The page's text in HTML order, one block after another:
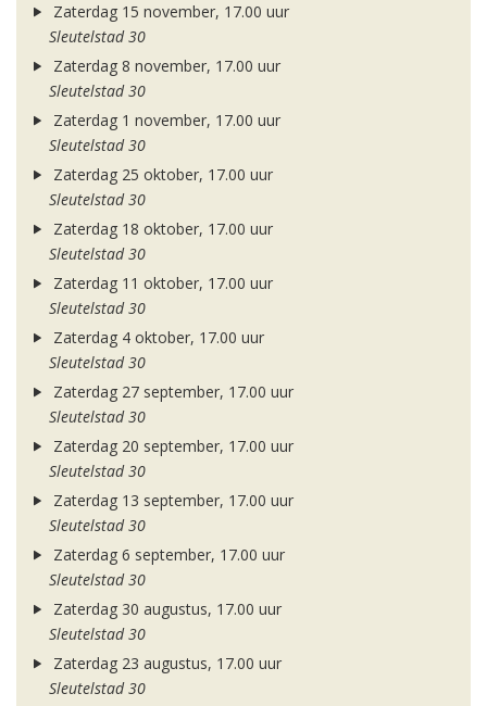
Zaterdag 15 november, 17.00 uur
Sleutelstad 30
Zaterdag 8 november, 17.00 uur
Sleutelstad 30
Zaterdag 1 november, 17.00 uur
Sleutelstad 30
Zaterdag 25 oktober, 17.00 uur
Sleutelstad 30
Zaterdag 18 oktober, 17.00 uur
Sleutelstad 30
Zaterdag 11 oktober, 17.00 uur
Sleutelstad 30
Zaterdag 4 oktober, 17.00 uur
Sleutelstad 30
Zaterdag 27 september, 17.00 uur
Sleutelstad 30
Zaterdag 20 september, 17.00 uur
Sleutelstad 30
Zaterdag 13 september, 17.00 uur
Sleutelstad 30
Zaterdag 6 september, 17.00 uur
Sleutelstad 30
Zaterdag 30 augustus, 17.00 uur
Sleutelstad 30
Zaterdag 23 augustus, 17.00 uur
Sleutelstad 30